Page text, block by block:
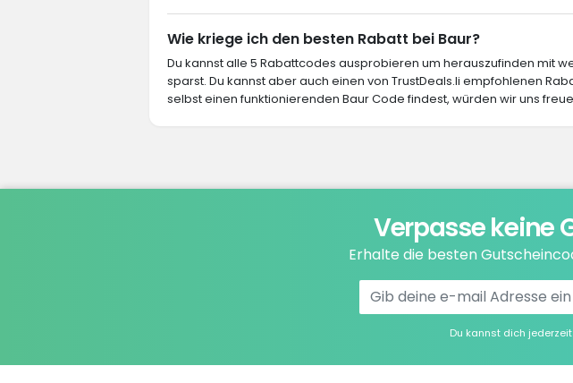
Wie kriege ich den besten Rabatt bei Baur?
Du kannst alle 5 Rabattcodes ausprobieren um herauszufinden mit
sparst. Du kannst aber auch einen von TrustDeals.li empfohlenen
selbst einen funktionierenden Baur Code findest, würden wir uns
Verpasse keine
Erhalte die besten
Du kannst dich